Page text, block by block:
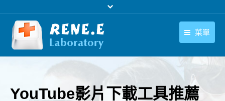
菜單
下載中心
繁體中文
YouTube影片下載工具推薦